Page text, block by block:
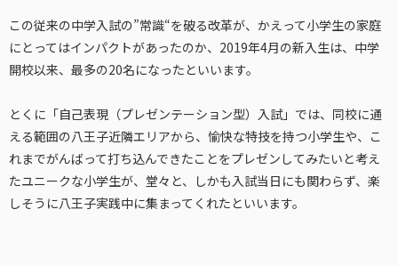
この従来の中学入試の”常識“を破る改革が、かえって小学生の家庭
にとってはインパクトがあったのか、2019年4月の新入生は、中学
開校以来、最多の20名になったといいます。
とくに「自己表現（プレゼンテーション型）入試」では、同校に通
える範囲の八王子近隣エリアから、愉快な特技を持つ小学生や、こ
れまでがんばって打ち込んできたことをプレゼンしてみたいと考え
たユニークな小学生が、堂々と、しかも入試当日にも関わらず、楽
しそうに八王子実践中に集まってくれたといいます。